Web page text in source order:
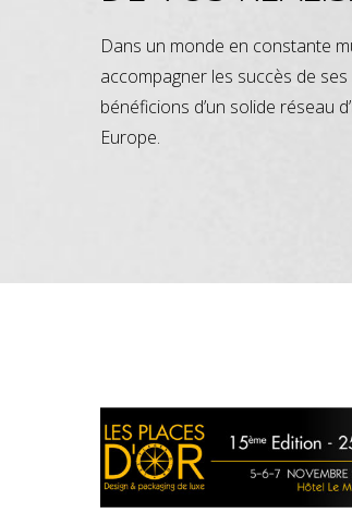
Dans un monde en constante
accompagner les succès de
bénéficions d’un solide réseau
Europe.